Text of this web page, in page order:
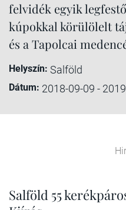
felvidék egyik
kúpokkal körülölelt
és a Tapolcai
Helyszín: Salföld
Dátum: 2018-09-09 -
Salföld 55